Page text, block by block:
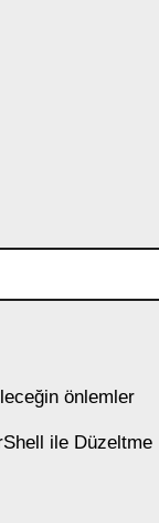
önlemler
ile Düzeltme